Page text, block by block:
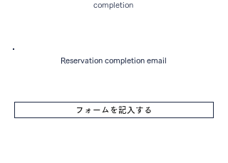
completion
Reservation completion email
フォームを記入する